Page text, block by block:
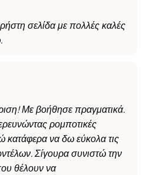
σελίδα με πολλές καλές
Με βοήθησε πραγματικά.
ρομποτικές
κατάφερα να δω εύκολα τις
Σίγουρα συνιστώ την
θέλουν να